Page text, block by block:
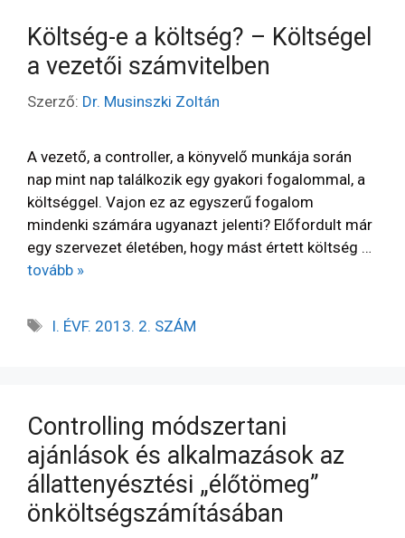
Költség-e a költség? – Költségel
a vezetői számvitelben
Szerző: Dr. Musinszki Zoltán
A vezető, a controller, a könyvelő munkája során
nap mint nap találkozik egy gyakori fogalommal, a
költséggel. Vajon ez az egyszerű fogalom
mindenki számára ugyanazt jelenti? Előfordult már
egy szervezet életében, hogy mást értett költség …
tovább »
I. ÉVF. 2013. 2. SZÁM
Controlling módszertani
ajánlások és alkalmazások az
állattenyésztési „élőtömeg”
önköltségszámításában